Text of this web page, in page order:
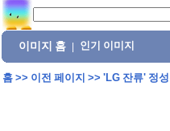
이미지 홈 인기 이미지
홈>> 이전 페이지 >> 'LG 잔류' 정